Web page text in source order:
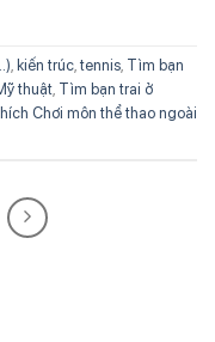
, kiến trúc, tennis, Tìm bạn
thuật, Tìm bạn trai ở
Chơi môn thể thao ngoài